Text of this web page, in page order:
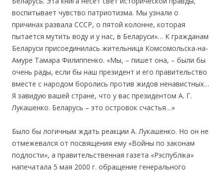
воспитывает чувство патриотизма. Мы узнали о
причинах развала СССР, о пятой колонне, которая
пытается мутить воду и у нас, в Беларуси»… К гражданам
Беларуси присоединилась жительница Комсомольска-на-
Амуре Тамара Филиппенко. «Мы, – пишет она, – были бы
очень рады, если бы наш президент и его правительство
вместе с народом боролись против жидов ненавистных…
Я завидую вашей стране, что у вас президентом А. Г.
Лукашенко. Беларусь – это островок счастья…»
Было бы логичным ждать реакции А. Лукашенко. Но он не
отмежевался от посвящения ему «Войны по законам
подлости», а правительственная газета «Рэспубліка»
напечатала 5 мая 2000 г. обращение генерального